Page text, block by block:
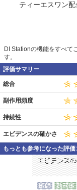
ティーエスワン
DI Stationの機能をすべて
す。
評価サマリー
総合
副作用頻度
持続性
エビデンスの確かさ
もっとも参考になった評価